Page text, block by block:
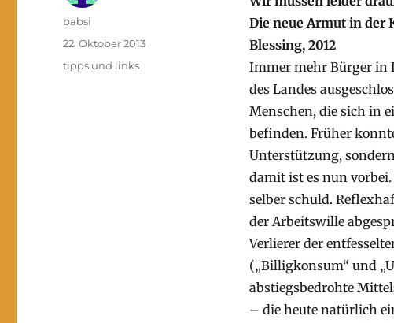
Die neue Armut in der
Blessing, 2012
Immer mehr Bürger in
des Landes
Menschen, die sich in
befinden. Früher
Unterstützung,
damit ist es nun
selber schuld.
der Arbeitswille
Verlierer der
(„Billigkonsum“ und
abstiegsbedrohte
– die heute natürlich
Autor
babsi
Veröffentlicht
am
22. Oktober 2013
Kategorien
tipps und links